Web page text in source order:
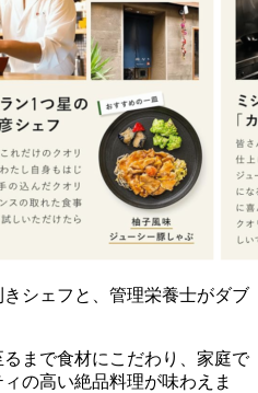
シェフと、管理栄養士がダブ
まで食材にこだわり、家庭で
の高い絶品料理が味わえま